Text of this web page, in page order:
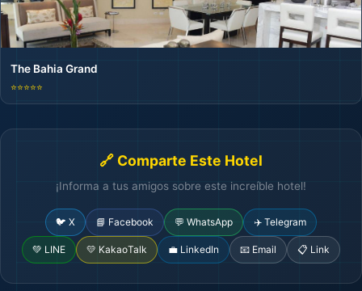
The Bahia Grand
⭐⭐⭐⭐⭐
🔗 Comparte Este Hotel
¡Informa a tus amigos sobre este increíble hotel!
🐦 X 📘 Facebook 💬 WhatsApp ✈️ Telegram
💚 LINE 💛 KakaoTalk 💼 LinkedIn 📧 Email 📋 Link